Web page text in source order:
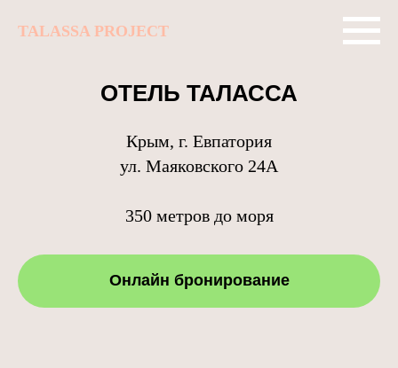
TALASSA PROJECT
ОТЕЛЬ ТАЛАССА
Крым, г. Евпатория
ул. Маяковского 24А
350 метров до моря
Онлайн бронирование